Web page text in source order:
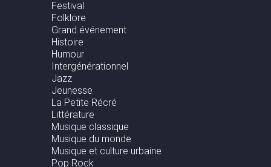
Festival
Folklore
Grand événement
Histoire
Humour
Intergénérationnel
Jazz
Jeunesse
La Petite Récré
Littérature
Musique classique
Musique du monde
Musique et culture urbaine
Pop Rock